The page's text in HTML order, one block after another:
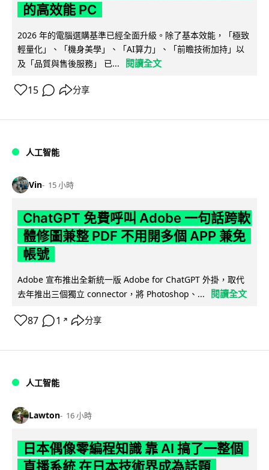
的高效能 PC
2026 年的電腦選購基準已經全面升級。除了基本效能，「極致
輕量化」、「機身美學」、「AI算力」、「前瞻技術加持」以
及「品質與售後服務」 已...
閱讀全文
15 分享
人工智能
Vin 15 小時
ChatGPT 免費呼叫 Adobe 一句話跨軟
體修圖兼整 PDF 不用開多個 APP 兼免
帳號
Adobe 宣布推出全新統一版 Adobe for ChatGPT 外掛，取代
去年推出三個獨立 connector，將 Photoshop、...
閱讀全文
87 1 ↗ 分享
人工智能
Lawton 16 小時
日本偶像零編程知識 靠 AI 搞了一整個
直播系統 在日本技術界成為話題